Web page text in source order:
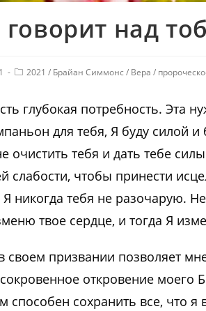
говорит над
2021 / Брайан Симмонс / Вера /
глубокая потребность. Эта
для тебя, Я буду силой
тебя и дать тебе
слабости, чтобы принести
никогда тебя не разочарую.
твое сердце, и тогда Я
призвании позволяет
откровение моего
способен сохранить все, что я